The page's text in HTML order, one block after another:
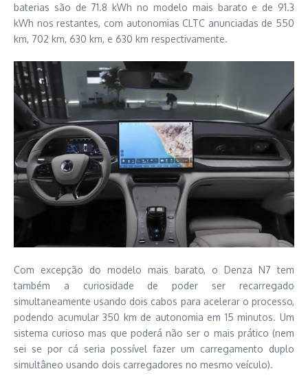
baterias são de 71.8 kWh no modelo mais barato e de 91.3
kWh nos restantes, com autonomias CLTC anunciadas de 550
km, 702 km, 630 km, e 630 km respectivamente.
Com excepção do modelo mais barato, o Denza N7 tem
também a curiosidade de poder ser recarregado
simultaneamente usando dois cabos para acelerar o processo,
podendo acumular 350 km de autonomia em 15 minutos. Um
sistema curioso mas que poderá não ser o mais prático (nem
sei se por cá seria possível fazer um carregamento duplo
simultâneo usando dois carregadores no mesmo veículo).